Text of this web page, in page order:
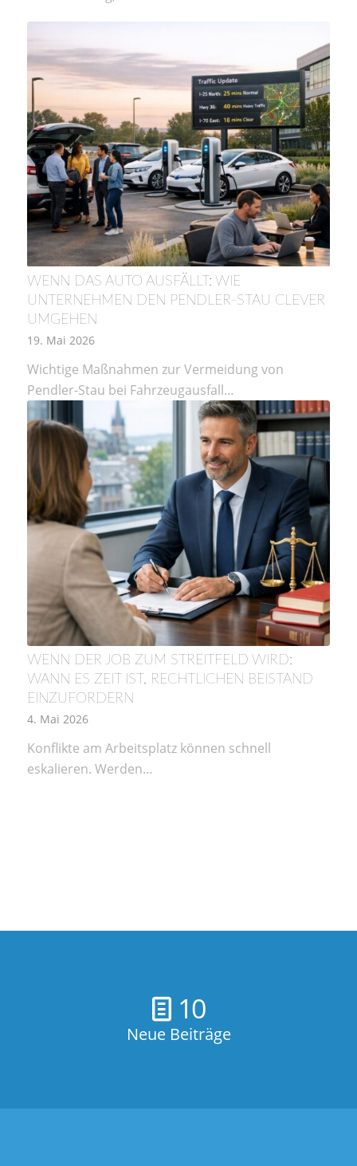
WENN DAS AUTO AUSFÄLLT: WIE
UNTERNEHMEN DEN PENDLER-STAU CLEVER
UMGEHEN
19. Mai 2026
Wichtige Maßnahmen zur Vermeidung von
Pendler-Stau bei Fahrzeugausfall…
WENN DER JOB ZUM STREITFELD WIRD:
WANN ES ZEIT IST, RECHTLICHEN BEISTAND
EINZUFORDERN
4. Mai 2026
Konflikte am Arbeitsplatz können schnell
eskalieren. Werden…
10
Neue Beiträge